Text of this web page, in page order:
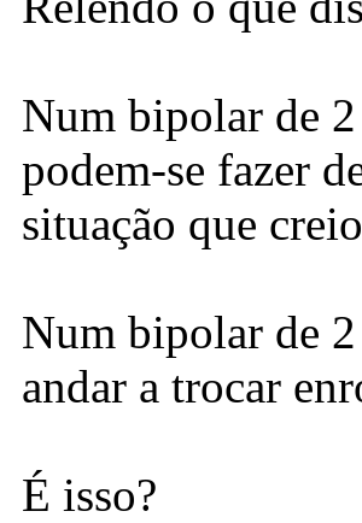
Num bipolar de
podem-se fazer
situação que
Num bipolar de
andar a trocar
É isso?